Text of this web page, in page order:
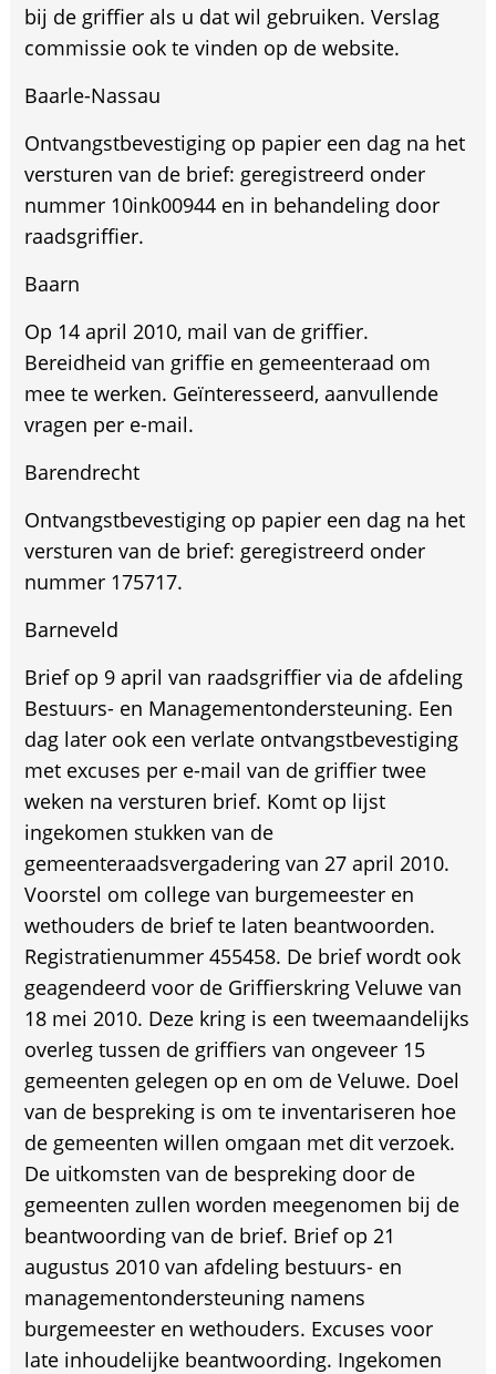
bij de griffier als u dat wil gebruiken. Verslag
commissie ook te vinden op de website.
Baarle-Nassau
Ontvangstbevestiging op papier een dag na het
versturen van de brief: geregistreerd onder
nummer 10ink00944 en in behandeling door
raadsgriffier.
Baarn
Op 14 april 2010, mail van de griffier.
Bereidheid van griffie en gemeenteraad om
mee te werken. Geïnteresseerd, aanvullende
vragen per e-mail.
Barendrecht
Ontvangstbevestiging op papier een dag na het
versturen van de brief: geregistreerd onder
nummer 175717.
Barneveld
Brief op 9 april van raadsgriffier via de afdeling
Bestuurs- en Managementondersteuning. Een
dag later ook een verlate ontvangstbevestiging
met excuses per e-mail van de griffier twee
weken na versturen brief. Komt op lijst
ingekomen stukken van de
gemeenteraadsvergadering van 27 april 2010.
Voorstel om college van burgemeester en
wethouders de brief te laten beantwoorden.
Registratienummer 455458. De brief wordt ook
geagendeerd voor de Griffierskring Veluwe van
18 mei 2010. Deze kring is een tweemaandelijks
overleg tussen de griffiers van ongeveer 15
gemeenten gelegen op en om de Veluwe. Doel
van de bespreking is om te inventariseren hoe
de gemeenten willen omgaan met dit verzoek.
De uitkomsten van de bespreking door de
gemeenten zullen worden meegenomen bij de
beantwoording van de brief. Brief op 21
augustus 2010 van afdeling bestuurs- en
managementondersteuning namens
burgemeester en wethouders. Excuses voor
late inhoudelijke beantwoording. Ingekomen